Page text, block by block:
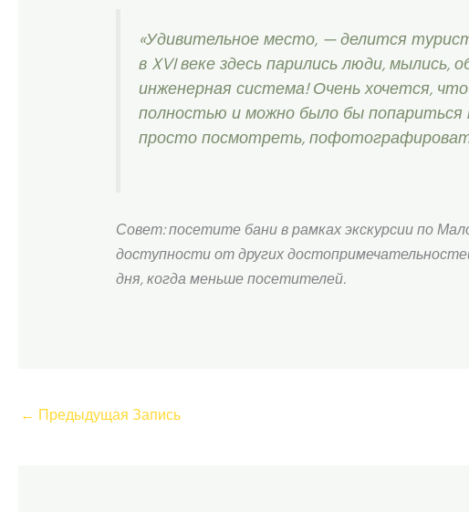
«Удивительное место, — делится
в XVI веке здесь парились люди, мылись,
инженерная система! Очень хочется,
полностью и можно было бы
просто посмотреть,
Совет: посетите бани в рамках экскурсии по
доступности от других
дня, когда меньше посетителей.
← Предыдущая Запись